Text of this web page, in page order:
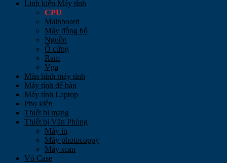
Linh kiện Máy tính
CPU
Mainboard
Máy đồng bộ
Nguồn
Ổ cứng
Ram
Vga
Màn hình máy tính
Máy tính để bàn
Máy tính Laptop
Phụ kiện
Thiết bị mạng
Thiết bị Văn Phòng
Máy in
Máy photocoppy
Máy scan
Vỏ Case